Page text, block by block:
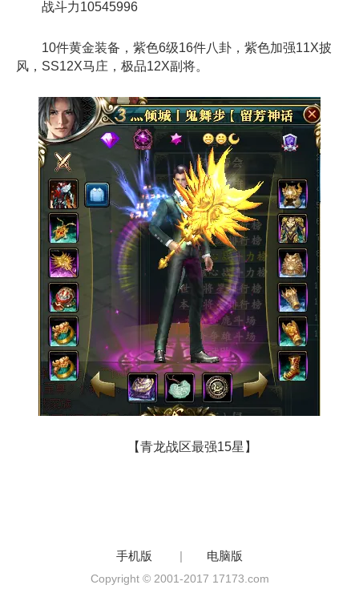
战斗力10545996
10件黄金装备，紫色6级16件八卦，紫色加强11X披
风，SS12X马庄，极品12X副将。
【青龙战区最强15星】
手机版 | 电脑版
Copyright © 2001-2017 17173.com